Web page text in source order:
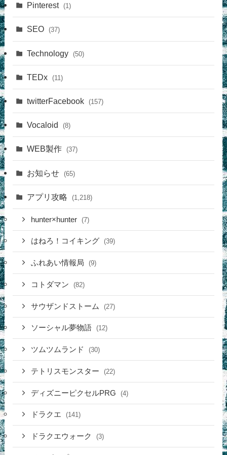
Pinterest (1)
SEO (37)
Technology (50)
TEDx (11)
twitterFacebook (157)
Vocaloid (8)
WEB製作 (37)
お知らせ (65)
アプリ攻略 (1,218)
hunter×hunter (7)
はねろ！コイキング (39)
ふれあい情報局 (9)
コトダマン (82)
サウザンドストーム (27)
ソーシャル夢物語 (12)
ツムツムランド (30)
テトリスモンスター (22)
ディズニーピクセルPRG (4)
ドラクエ (141)
ドラクエウォーク (3)